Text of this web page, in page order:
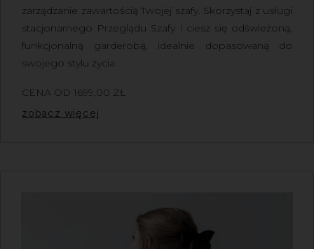
zarządzanie zawartością Twojej szafy. Skorzystaj z usługi
stacjonarnego Przeglądu Szafy i ciesz się odświeżoną,
funkcjonalną garderobą, idealnie dopasowaną do
swojego stylu życia.
CENA OD 1699,00 ZŁ
zobacz więcej